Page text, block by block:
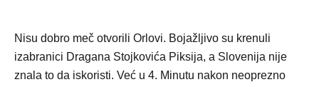
Nisu dobro meč otvorili Orlovi. Bojažljivo su krenuli
izabranici Dragana Stojkovića Piksija, a Slovenija nije
znala to da iskoristi. Već u 4. Minutu nakon neoprezno